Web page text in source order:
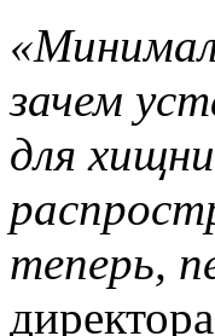
зачем
для
теперь,